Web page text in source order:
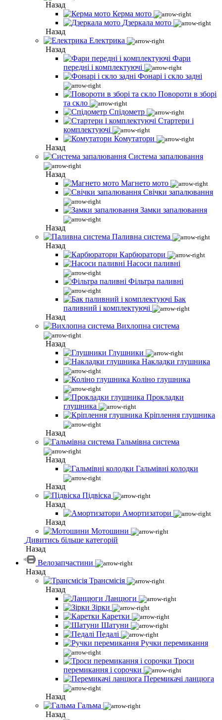
Назад
Керма мото
Дзеркала мото
Назад
Електрика
Назад
Фари
передні і комплектуючі
Фонарі і скло задні
Повороти в зборі
та скло
Спідометр
Стартери і
комплектуючі
Комутатори
Назад
Система запалювання
Назад
Магнето мото
Свічки запалювання
Замки запалювання
Назад
Паливна система
Назад
Карбюратори
Насоси паливні
Фільтра паливні
Бак
паливний і комплектуючі
Назад
Вихлопна система
Назад
Глушники
Накладки глушника
Коліно глушника
Прокладки
глушника
Кріплення глушника
Назад
Гальмівна система
Назад
Гальмівні колодки
Назад
Підвіска
Назад
Амортизатори
Назад
Мотошини
Дивитись більше категорій
Назад
Велозапчастини
Назад
Трансмісія
Назад
Ланцюги
Зірки
Каретки
Шатуни
Педалі
Ручки перемикання
Троси
перемикання і сорочки
Перемикачі ланцюга
Назад
Гальма
Назад